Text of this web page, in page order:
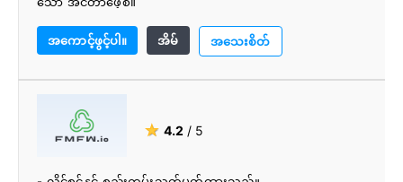
- ဘဏ်တစ်ခုက ပံ့ပိုးပေးတယ်။
- အရည်အသွေး altcoin ပံ့ပိုးမှု။
အကောင့်ဖွင့်ပါ။ အိမ် အသေးစိတ်
★ 4.2 / 5